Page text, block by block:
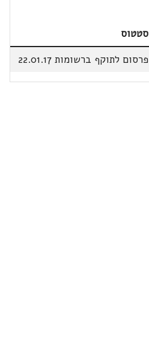
סטטוס
פרסום לתוקף ברשומות 22.01.17